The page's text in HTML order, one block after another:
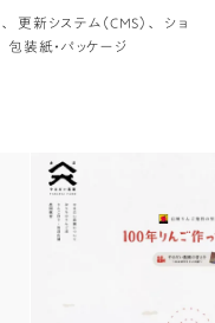
更新システム（CMS）
ショ
包装紙・パッケージ